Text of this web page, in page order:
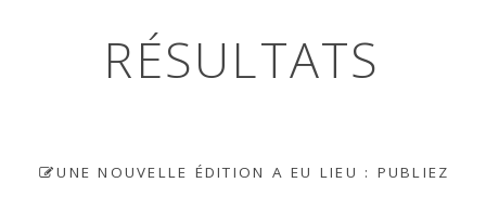
RÉSULTATS
UNE NOUVELLE ÉDITION A EU LIEU : PUBLIEZ